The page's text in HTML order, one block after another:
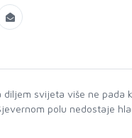
svijeta više ne pada
polu nedostaje